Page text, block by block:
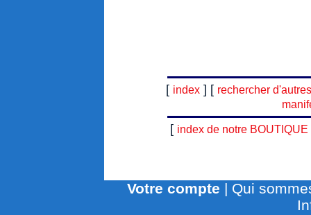
[ index ] [ rechercher
[ index de notre BOUTIQUE
Votre compte | Qui